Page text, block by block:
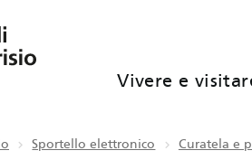
Vivere e
Sportello elettronico Curatela e